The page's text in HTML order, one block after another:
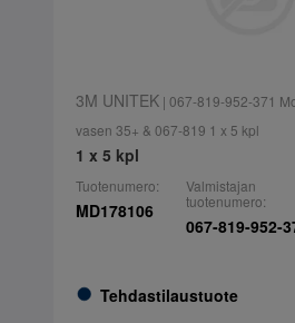
3M UNITEK| 067-819-952-371
vasen 35+ & 067-819 1 x 5 kpl
1 x 5 kpl
Tuotenumero:
MD178106
Tehdastilaustuote
Valmistajan
tuotenumero:
067-819-952-